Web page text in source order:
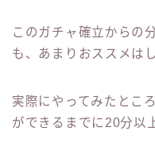
このガチャ確立からの
も、あまりおススメは
実際にやってみたとこ
ができるまでに20分以